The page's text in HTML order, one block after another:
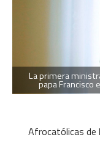
La primera
papa Francisco
Afrocatólicas de